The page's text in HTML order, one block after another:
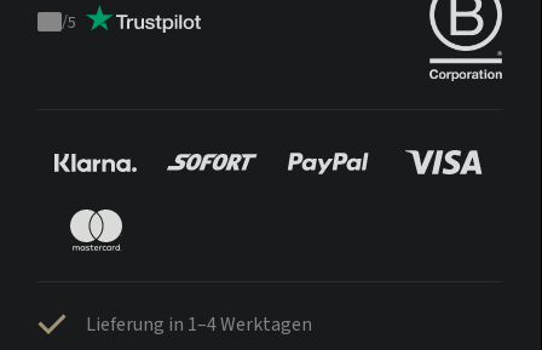
Trustpilot
/5
Lieferung in 1–4 Werktagen